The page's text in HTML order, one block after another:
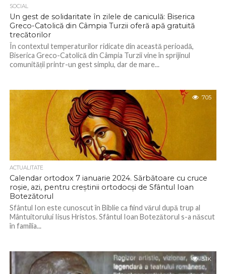
SOCIAL
Un gest de solidaritate în zilele de caniculă: Biserica
Greco-Catolică din Câmpia Turzii oferă apă gratuită
trecătorilor
În contextul temperaturilor ridicate din această perioadă,
Biserica Greco-Catolică din Câmpia Turzii vine în sprijinul
comunității printr-un gest simplu, dar de mare...
705
ACTUALITATE
Calendar ortodox 7 ianuarie 2024. Sărbătoare cu cruce
roșie, azi, pentru creștinii ortodocși de Sfântul Ioan
Botezătorul
Sfântul Ion este cunoscut în Biblie ca fiind vărul după trup al
Mântuitorului Iisus Hristos. Sfântul Ioan Botezătorul s-a născut
în familia...
3.1K